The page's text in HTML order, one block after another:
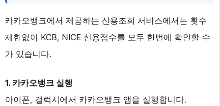
카카오뱅크에서 제공하는 신용조회 서비스에서는 횟수
제한없이 KCB, NICE 신용점수를 모두 한번에 확인할 수
가 있습니다.
1. 카카오뱅크 실행
아이폰, 갤럭시에서 카카오뱅크 앱을 실행합니다.